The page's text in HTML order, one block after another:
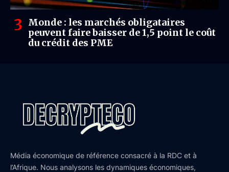
Monde : les marchés obligataires
peuvent faire baisser de 1,5 point le coût
du crédit des PME
Média économique de référence consacré à la RDC et à
l’Afrique. Nous analysons les dynamiques économiques,